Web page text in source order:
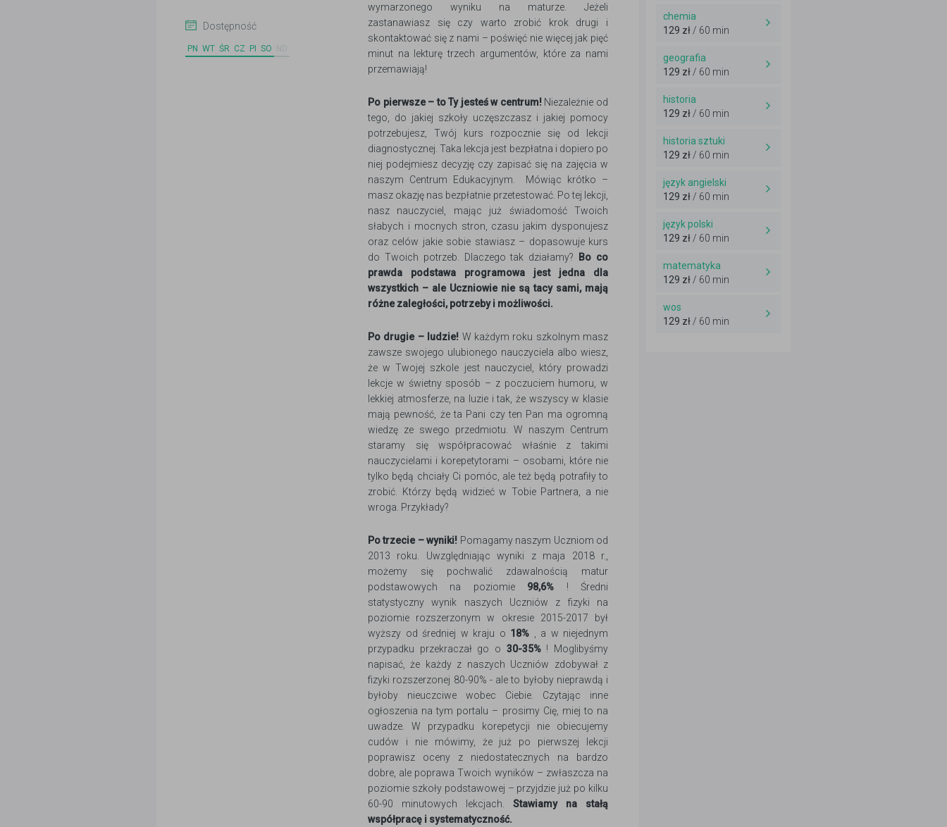
Dostępność
PN WT ŚR CZ PI SO
wymarzonego wyniku na maturze. Jeżeli
zastanawiasz się czy warto zrobić krok drugi i
skontaktować się z nami – poświęć nie więcej jak pięć
minut na lekturę trzech argumentów, które za nami
przemawiają!
Po pierwsze – to Ty jesteś w centrum!Niezależnie od
tego, do jakiej szkoły uczęszczasz i jakiej pomocy
potrzebujesz, Twój kurs rozpocznie się od lekcji
diagnostycznej. Taka lekcja jest bezpłatna i dopiero po
niej podejmiesz decyzję czy zapisać się na zajęcia w
naszym Centrum Edukacyjnym. Mówiąc krótko –
masz okazję nas bezpłatnie przetestować. Po tej lekcji,
nasz nauczyciel, mając już świadomość Twoich
słabych i mocnych stron, czasu jakim dysponujesz
oraz celów jakie sobie stawiasz – dopasowuje kurs
do Twoich potrzeb. Dlaczego tak działamy?
Bo co
prawda podstawa programowa jest jedna dla
wszystkich – ale Uczniowie nie są tacy sami, mają
różne zaległości, potrzeby i możliwości.
Po drugie – ludzie! W każdym roku szkolnym masz
zawsze swojego ulubionego nauczyciela albo wiesz,
że w Twojej szkole jest nauczyciel, który prowadzi
lekcje w świetny sposób – z poczuciem humoru, w
lekkiej atmosferze, na luzie i tak, że wszyscy w klasie
mają pewność, że ta Pani czy ten Pan ma ogromną
wiedzę ze swego przedmiotu. W naszym Centrum
staramy się współpracować właśnie z takimi
nauczycielami i korepetytorami – osobami, które nie
tylko będą chciały Ci pomóc, ale też będą potrafiły to
zrobić. Którzy będą widzieć w Tobie Partnera, a nie
wroga. Przykłady?
Po trzecie – wyniki! Pomagamy naszym Uczniom od
2013 roku. Uwzględniając wyniki z maja 2018 r.,
możemy się pochwalić zdawalnością matur
podstawowych na poziomie 98,6% ! Średni
statystyczny wynik naszych Uczniów z fizyki na
poziomie rozszerzonym w okresie 2015-2017 był
wyższy od średniej w kraju o 18% , a w niejednym
przypadku przekraczał go o 30-35%! Moglibyśmy
napisać, że każdy z naszych Uczniów zdobywał z
fizyki rozszerzonej 80-90% - ale to byłoby nieprawdą i
byłoby nieuczciwe wobec Ciebie. Czytając inne
ogłoszenia na tym portalu – prosimy Cię, miej to na
uwadze. W przypadku korepetycji nie obiecujemy
cudów i nie mówimy, że już po pierwszej lekcji
poprawisz oceny z niedostatecznych na bardzo
dobre, ale poprawa Twoich wyników – zwłaszcza na
poziomie szkoły podstawowej – przyjdzie już po kilku
60-90 minutowych lekcjach. Stawiamy na stałą
współpracę i systematyczność.
chemia
129 zł / 60 min
geografia
129 zł / 60 min
historia
129 zł / 60 min
historia sztuki
129 zł / 60 min
język angielski
129 zł / 60 min
język polski
129 zł / 60 min
matematyka
129 zł / 60 min
wos
129 zł / 60 min